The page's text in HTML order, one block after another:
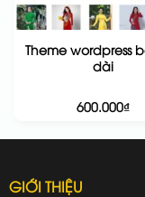
Theme wordpress
dài
600.000₫
GIỚI THIỆU